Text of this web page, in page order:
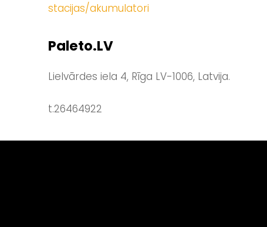
stacijas/akumulatori
Paleto.LV
Lielvārdes iela 4, Rīga LV-1006, Latvija.
t.26464922